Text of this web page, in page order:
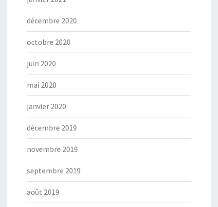
décembre 2020
octobre 2020
juin 2020
mai 2020
janvier 2020
décembre 2019
novembre 2019
septembre 2019
août 2019